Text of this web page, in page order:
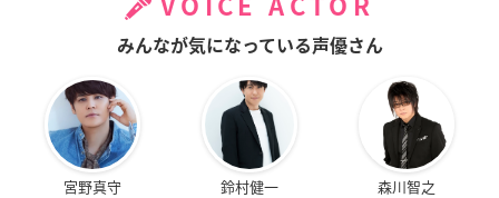
VOICE ACTOR
みんなが気になっている声優さん
宮野真守 鈴村健一 森川智之